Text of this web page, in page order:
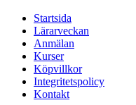
Startsida
Lärarveckan
Anmälan
Kurser
Köpvillkor
Integritetspolicy
Kontakt